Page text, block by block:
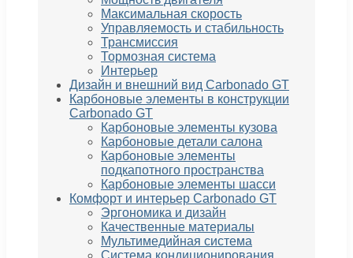
Максимальная скорость
Управляемость и стабильность
Трансмиссия
Тормозная система
Интерьер
Дизайн и внешний вид Carbonado GT
Карбоновые элементы в конструкции
Carbonado GT
Карбоновые элементы кузова
Карбоновые детали салона
Карбоновые элементы
подкапотного пространства
Карбоновые элементы шасси
Комфорт и интерьер Carbonado GT
Эргономика и дизайн
Качественные материалы
Мультимедийная система